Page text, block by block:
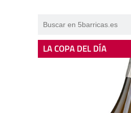
LA COPA DEL DÍA